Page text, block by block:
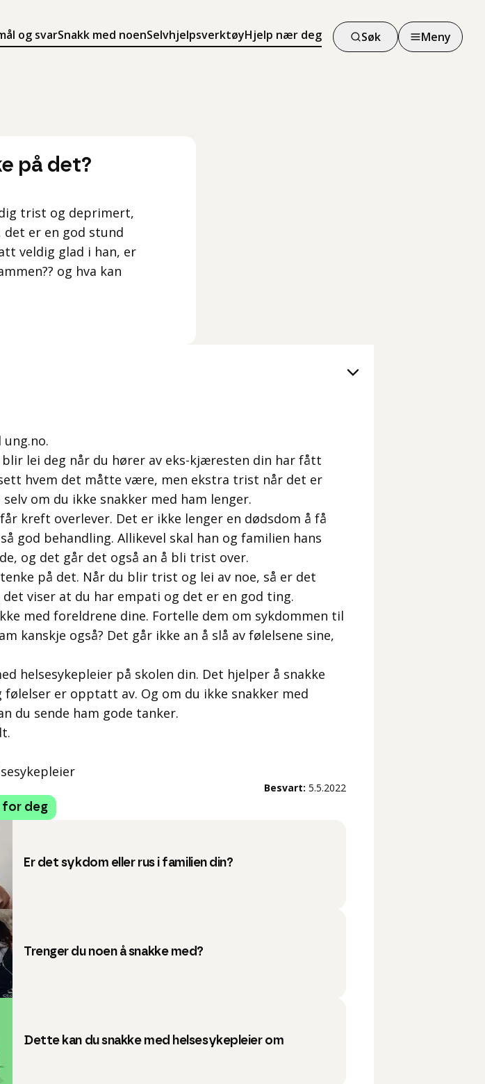
og svarSnakk med noenSelvhjelpsverktøyHjelp nær deg Søk Meny
på det?
trist og deprimert,
det er en god stund
veldig glad i han, er
og hva kan
lei deg når du hører av eks-kjæresten din har fått
hvem det måtte være, men ekstra trist når det er
om du ikke snakker med ham lenger.
kreft overlever. Det er ikke lenger en dødsdom å få
god behandling. Allikevel skal han og familien hans
og det går det også an å bli trist over.
tenke på det. Når du blir trist og lei av noe, så er det
viser at du har empati og det er en god ting.
med foreldrene dine. Fortelle dem om sykdommen til
kanskje også? Det går ikke an å slå av følelsene sine,
helsesykepleier på skolen din. Det hjelper å snakke
er opptatt av. Og om du ikke snakker med
du sende ham gode tanker.
Besvart: 5.5.2022
for deg
Er det sykdom eller rus i familien din?
Trenger du noen å snakke med?
Dette kan du snakke med helsesykepleier om